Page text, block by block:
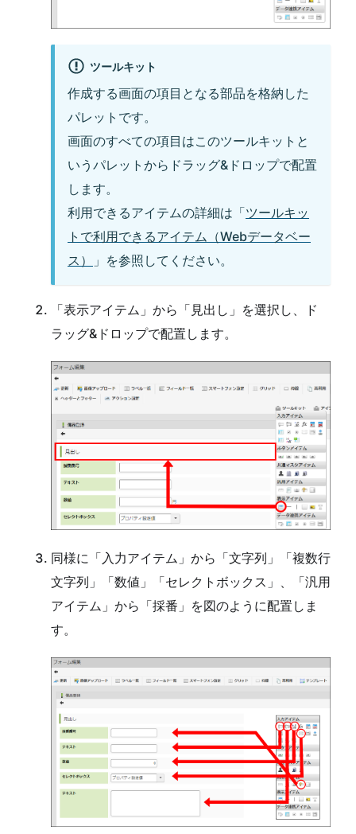
ツールキット
作成する画面の項目となる部品を格納した
パレットです。
画面のすべての項目はこのツールキットと
いうパレットからドラッグ&ドロップで配置
します。
利用できるアイテムの詳細は「ツールキッ
トで利用できるアイテム（Webデータベー
ス）
」を参照してください。
「表示アイテム」から「見出し」を選択し、ド
ラッグ&ドロップで配置します。
同様に「入力アイテム」から「文字列」「複数行
文字列」「数値」「セレクトボックス」、「汎用
アイテム」から「採番」を図のように配置しま
す。